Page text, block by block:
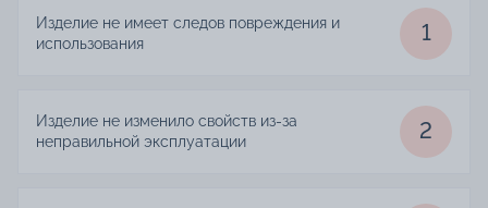
Изделие не имеет следов повреждения и
использования
1
Изделие не изменило свойств из-за
неправильной эксплуатации
2